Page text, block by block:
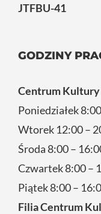
JTFBU-41
GODZINY
Centrum Kultury
Poniedziałek
Wtorek 12:00 –
Środa 8:00 –
Czwartek 8:00 –
Piątek 8:00 –
Filia Centrum